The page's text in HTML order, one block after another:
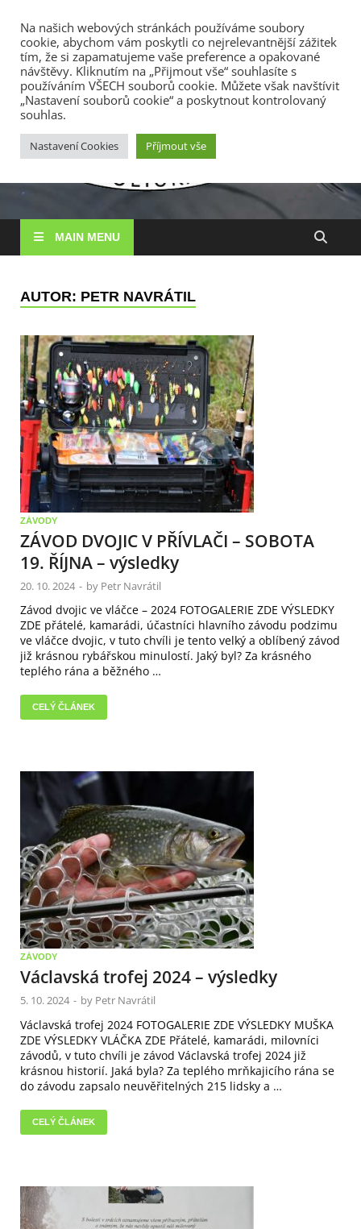
9. 8. 2026
RS
Rybářské
MAIN MENU
AUTOR: PETR NAVRÁTIL
ZÁVODY
ZÁVOD DVOJIC V PŘÍVLAČI – SOBOTA
19. ŘÍJNA – výsledky
20. 10. 2024 - by Petr Navrátil
Závod dvojic ve vláčce – 2024 FOTOGALERIE ZDE VÝSLEDKY
ZDE přátelé, kamarádi, účastníci hlavního závodu podzimu
ve vláčce dvojic, v tuto chvíli je tento velký a oblíbený závod
již krásnou rybářskou minulostí. Jaký byl? Za krásného
teplého rána a běžného …
CELÝ ČLÁNEK
ZÁVODY
Václavská trofej 2024 – výsledky
5. 10. 2024 - by Petr Navrátil
Václavská trofej 2024 FOTOGALERIE ZDE VÝSLEDKY MUŠKA
ZDE VÝSLEDKY VLÁČKA ZDE Přátelé, kamarádi, milovníci
závodů, v tuto chvíli je závod Václavská trofej 2024 již
krásnou historií. Jaká byla? Za teplého mrňkajicího rána se
do závodu zapsalo neuvěřitelných 215 lidsky a …
CELÝ ČLÁNEK
Na našich webových stránkách používáme soubory
cookie, abychom vám poskytli co nejrelevantnější zážitek
tím, že si zapamatujeme vaše preference a opakované
návštěvy. Kliknutím na „Přijmout vše“ souhlasíte s
používáním VŠECH souborů cookie. Můžete však navštívit
„Nastavení souborů cookie“ a poskytnout kontrolovaný
souhlas.
Nastavení Cookies Příjmout vše